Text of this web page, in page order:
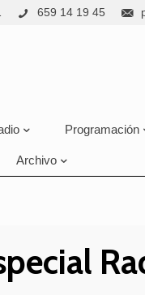
659 14 19 45
Programación
Archivo